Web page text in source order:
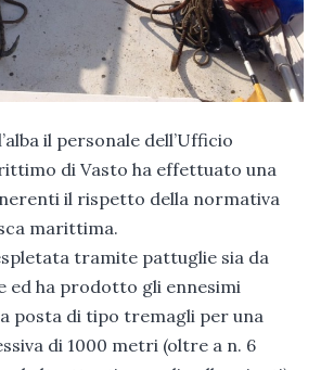
il personale dell’Ufficio
di Vasto ha effettuato una
il rispetto della normativa
marittima.
tramite pattuglie sia da
ed ha prodotto gli ennesimi
posta di tipo tremagli per una
di 1000 metri (oltre a n. 6